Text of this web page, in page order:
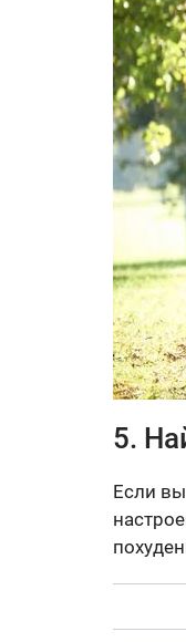
5.
Если вы